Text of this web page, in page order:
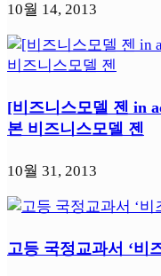
10월 14, 2013
[비즈니스모델 젠 in
본 비즈니스모델 젠
10월 31, 2013
고등 국정교과서 ‘비